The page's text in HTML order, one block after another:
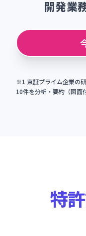
開発業
※1 東証プライム企業の
10件を分析・要約（図面
特許